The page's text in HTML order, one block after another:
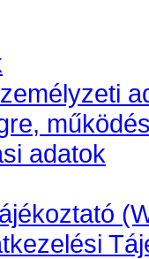
adatok